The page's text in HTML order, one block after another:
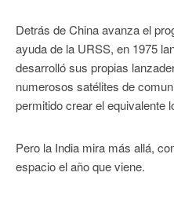
Detrás de China avanza el
ayuda de la URSS, en 1975
desarrolló sus propias
numerosos satélites de
permitido crear el equivalente
Pero la India mira más allá,
espacio el año que viene.